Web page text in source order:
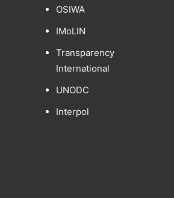
OSIWA
IMoLIN
Transparency
International
UNODC
Interpol